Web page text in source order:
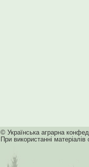
© Українська аграрна
При використанні